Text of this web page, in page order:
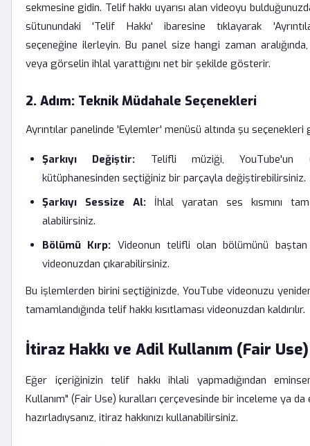
sekmesine gidin. Telif hakkı uyarısı alan videoyu
sütunundaki 'Telif Hakkı' ibaresine tıklayarak
seçeneğine ilerleyin. Bu panel size hangi zaman aralığında,
veya görselin ihlal yarattığını net bir şekilde gösterir.
2. Adım: Teknik Müdahale Seçenekleri
Ayrıntılar panelinde 'Eylemler' menüsü altında şu seçenekleri
Şarkıyı Değiştir: Telifli müziği, YouTube'un
kütüphanesinden seçtiğiniz bir parçayla değiştirebilirsiniz.
Şarkıyı Sessize Al: İhlal yaratan ses kısmını
alabilirsiniz.
Bölümü Kırp: Videonun telifli olan bölümünü
videonuzdan çıkarabilirsiniz.
Bu işlemlerden birini seçtiğinizde, YouTube videonuzu
tamamlandığında telif hakkı kısıtlaması videonuzdan kaldırılır.
İtiraz Hakkı ve Adil Kullanım (Fair Use)
Eğer içeriğinizin telif hakkı ihlali yapmadığından
Kullanım" (Fair Use) kuralları çerçevesinde bir inceleme ya
hazırladıysanız, itiraz hakkınızı kullanabilirsiniz.